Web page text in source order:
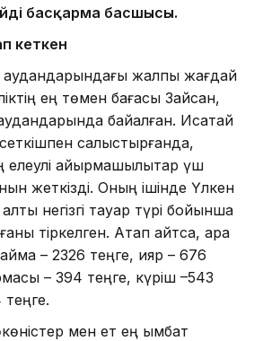
басқарма басшысы.
кеткен
жалпы жағдай
ең төмен бағасы Зайсан,
байқалған. Исатай
салыстырғанда,
елеулі айырмашылықтар үш
жеткізді. Оның ішінде Үлкен
негізгі тауар түрі бойынша
тіркелген. Атап айтсақ, қара
– 2326 теңге, қияр – 676
– 394 теңге, күріш –543
теңге.
мен ет ең қымбат